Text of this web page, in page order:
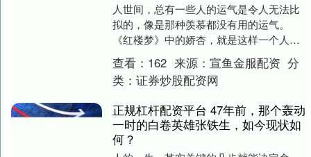
人世间，总有一些人的运气是令人无法比
拟的，像是那种羡慕都没有用的运气。
《红楼梦》中的娇杏，就是这样一个人。
娇杏本来是甄士隐家中的一名普通丫鬟，
地位低得甚至比晴....
查看： 162 来源： 宣鱼金服配资 分
类： 证券炒股配资网
正规杠杆配资平台 47年前，那个轰动
一时的白卷英雄张铁生，如今现状如
何？